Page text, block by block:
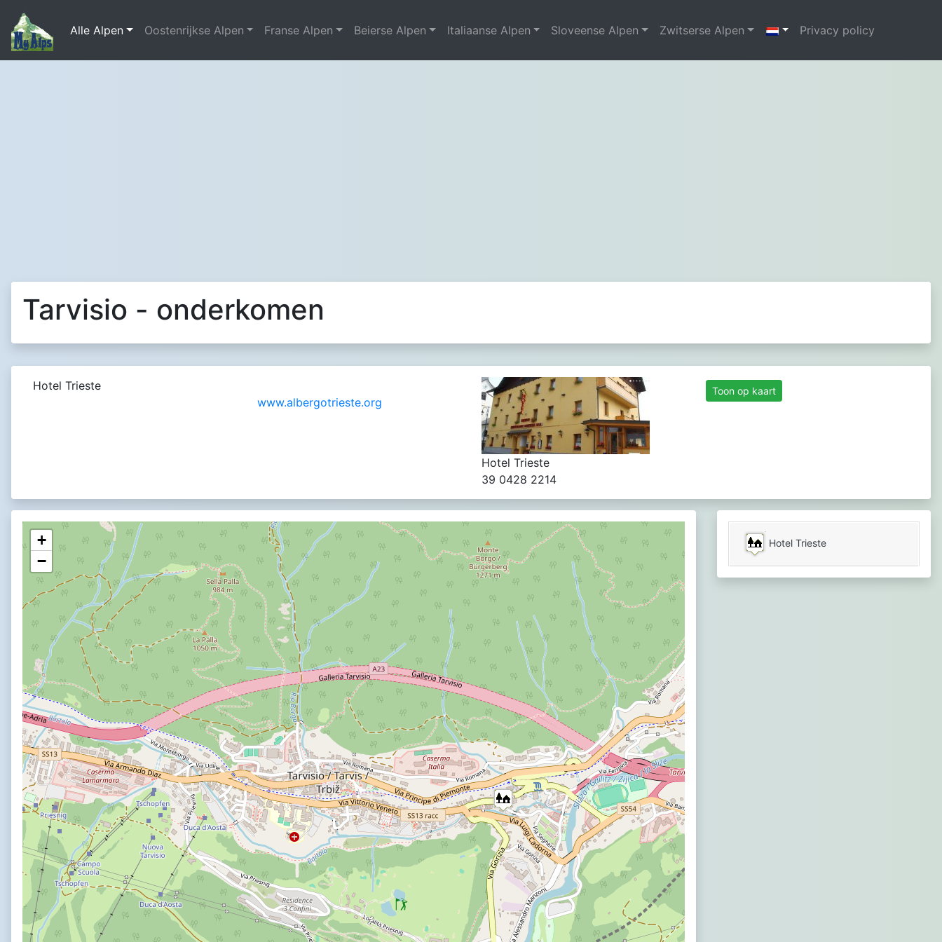
Alle Alpen Oostenrijkse Alpen Franse Alpen Beierse Alpen Italiaanse Alpen Sloveense Alpen Zwitserse Alpen Privacy policy
Tarvisio - onderkomen
Hotel Trieste
www.albergotrieste.org
Hotel Trieste
39 0428 2214
Toon op kaart
+
−
Hotel Trieste